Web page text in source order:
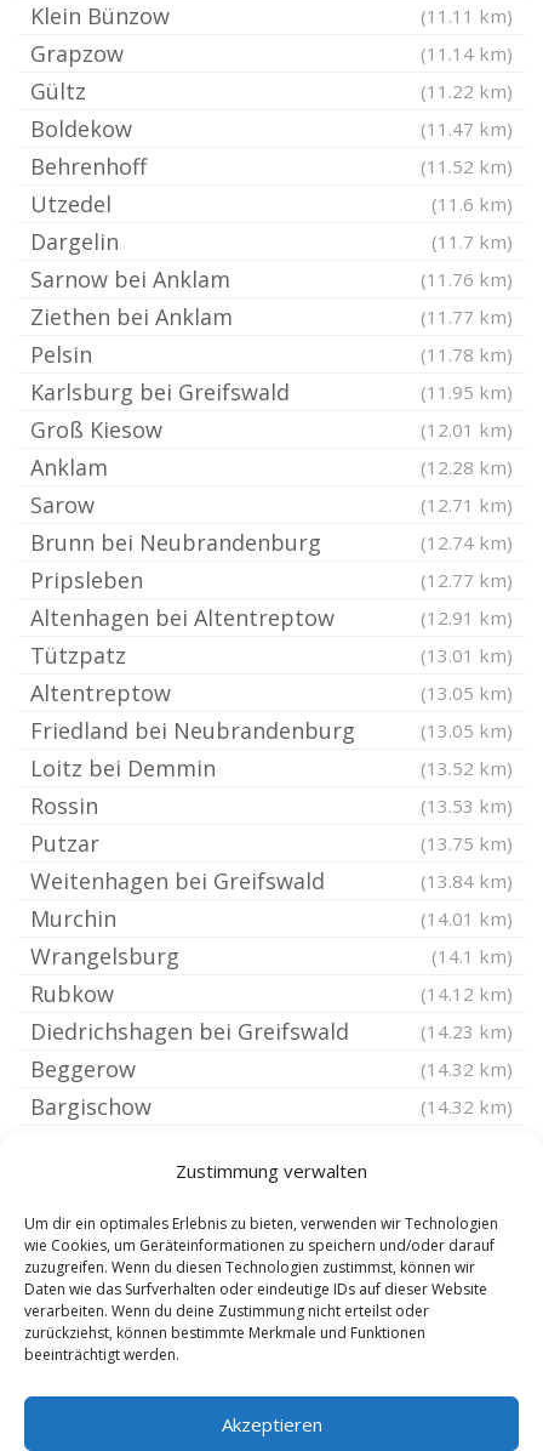
Zustimmung verwalten
Um dir ein optimales Erlebnis zu bieten, verwenden wir Technologien
wie Cookies, um Geräteinformationen zu speichern und/oder darauf
zuzugreifen. Wenn du diesen Technologien zustimmst, können wir
Daten wie das Surfverhalten oder eindeutige IDs auf dieser Website
verarbeiten. Wenn du deine Zustimmung nicht erteilst oder
zurückziehst, können bestimmte Merkmale und Funktionen
beeinträchtigt werden.
Akzeptieren
Klein Bünzow (11.11 km)
Grapzow (11.14 km)
Gültz (11.22 km)
Boldekow (11.47 km)
Behrenhoff (11.52 km)
Utzedel (11.6 km)
Dargelin (11.7 km)
Sarnow bei Anklam (11.76 km)
Ziethen bei Anklam (11.77 km)
Pelsin (11.78 km)
Karlsburg bei Greifswald (11.95 km)
Groß Kiesow (12.01 km)
Anklam (12.28 km)
Sarow (12.71 km)
Brunn bei Neubrandenburg (12.74 km)
Pripsleben (12.77 km)
Altenhagen bei Altentreptow (12.91 km)
Tützpatz (13.01 km)
Altentreptow (13.05 km)
Friedland bei Neubrandenburg (13.05 km)
Loitz bei Demmin (13.52 km)
Rossin (13.53 km)
Putzar (13.75 km)
Weitenhagen bei Greifswald (13.84 km)
Murchin (14.01 km)
Wrangelsburg (14.1 km)
Rubkow (14.12 km)
Diedrichshagen bei Greifswald (14.23 km)
Beggerow (14.32 km)
Bargischow (14.32 km)
Neddemin (14.62 km)
Neu Kosenow (14.69 km)
Hanshagen bei Greifswald (14.84 km)
Sassen-Trantow (14.92 km)
Lühmannsdorf